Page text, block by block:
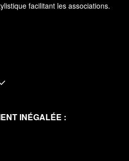
facilitant les associations.
INÉGALÉE :